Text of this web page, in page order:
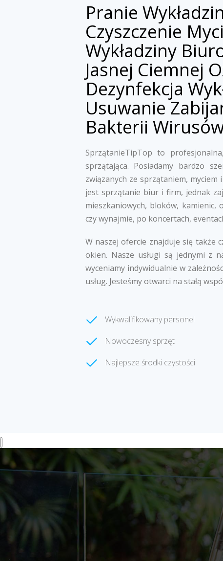
Pranie
Czyszczenie
Wykładziny
Jasnej Ciemnej
Dezynfekcja
Usuwanie
Bakterii
SprzątanieTipTop to
sprzątająca. Posiadamy bardzo
związanych ze sprzątaniem, myciem
jest sprzątanie biur i firm, jednak
mieszkaniowych, bloków,
czy wynajmie, po koncertach,
W naszej ofercie znajduje się także
okien. Nasze usługi są jednymi z
wyceniamy indywidualnie w
usług. Jesteśmy otwarci na stałą
Wykwalifikowany personel
Nowoczesny sprzęt
Najlepsze środki czystości